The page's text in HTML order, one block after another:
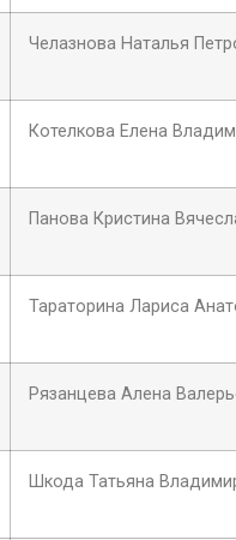
Челазнова Наталья
Котелкова Елена
Панова Кристина
Тараторина Лариса
Рязанцева Алена
Шкода Татьяна